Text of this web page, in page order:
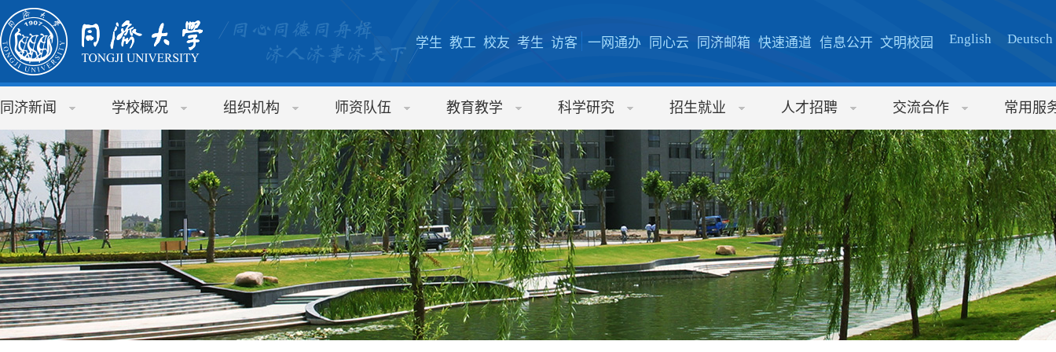
学生 教工 校友 考生 访客 一网通办 同心云 同济邮箱 快速通道 信息公开 文明校园 English Deutsch
同济新闻 学校概况 组织机构 师资队伍 教育教学 科学研究 招生就业 人才招聘 交流合作 常用服